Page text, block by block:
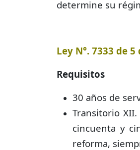
determine su
Ley N°. 7333 de
Requisitos
30 años de
Transitorio
cincuenta y
reforma,